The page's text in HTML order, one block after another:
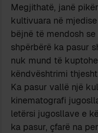
Megjithatë, janë
kultivuara në
bëjnë të mendosh
shpërbërë ka pasur
nuk mund të
këndvështrimi
Ka pasur vallë një
kinematografi
letërsi jugosllave e
ka pasur, çfarë na